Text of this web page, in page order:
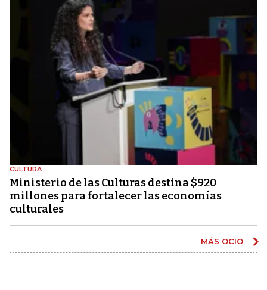
CULTURA
Ministerio de las Culturas destina $920
millones para fortalecer las economías
culturales
MÁS OCIO